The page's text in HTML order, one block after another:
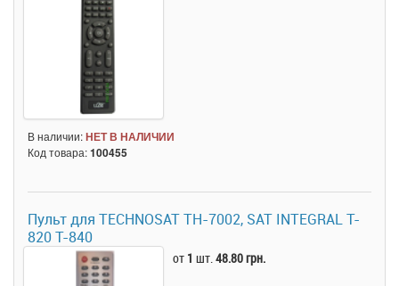
В наличии:НЕТ В НАЛИЧИИ
Код товара:100455
Пульт для TECHNOSAT TH-7002, SAT INTEGRAL T-
820 T-840
от 1 шт.48.80 грн.